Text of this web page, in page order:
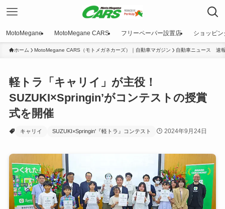
MotoMegane MotoMegane CARS フリーペーパー設置店 ショッピン
ホーム MotoMegane CARS（モトメガネカーズ）｜自動車マガジン 自動車ニュース 速
軽トラ「キャリイ」が主役！
SUZUKI×Springin’がコンテストの授賞
式を開催
キャリイ SUZUKI×Springin'『軽トラ』コンテスト 2024年9月24日